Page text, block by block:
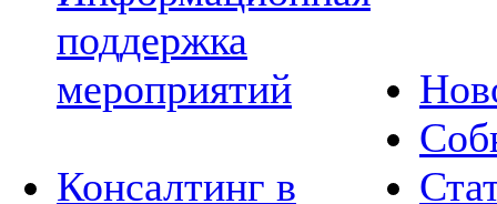
поддержка
мероприятий
Консалтинг в